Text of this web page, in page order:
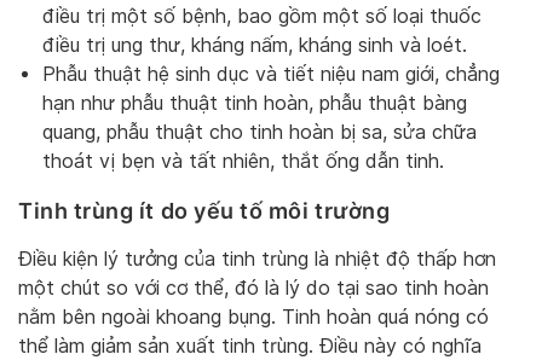
điều trị một số bệnh, bao gồm một số loại thuốc
điều trị ung thư, kháng nấm, kháng sinh và loét.
Phẫu thuật hệ sinh dục và tiết niệu nam giới, chẳng
hạn như phẫu thuật tinh hoàn, phẫu thuật bàng
quang, phẫu thuật cho tinh hoàn bị sa, sửa chữa
thoát vị bẹn và tất nhiên, thắt ống dẫn tinh.
Tinh trùng ít do yếu tố môi trường
Điều kiện lý tưởng của tinh trùng là nhiệt độ thấp hơn
một chút so với cơ thể, đó là lý do tại sao tinh hoàn
nằm bên ngoài khoang bụng. Tinh hoàn quá nóng có
thể làm giảm sản xuất tinh trùng. Điều này có nghĩa